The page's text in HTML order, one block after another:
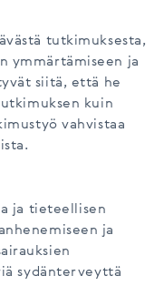
tutkimuksesta,
ymmärtämiseen ja
siitä, että he
kuin
vahvistaa
ja tieteellisen
ja
sydänterveyttä